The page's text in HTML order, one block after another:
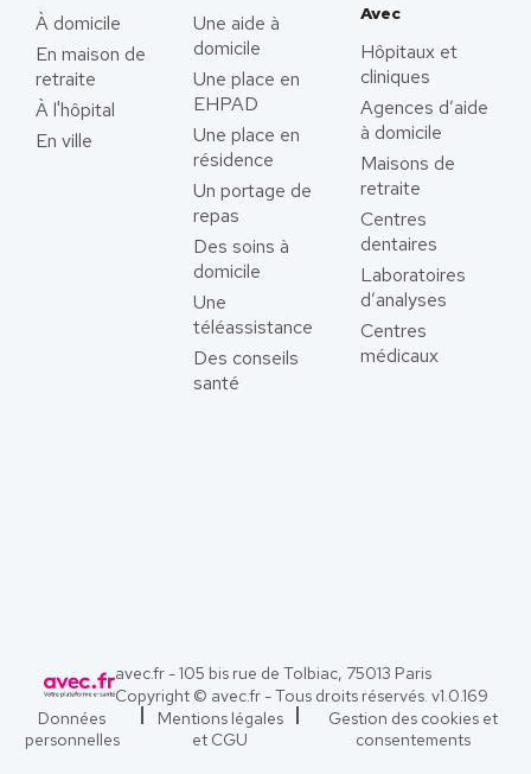
À domicile
En maison de
retraite
À l'hôpital
En ville
Une aide à
domicile
Une place en
EHPAD
Une place en
résidence
Un portage de
repas
Des soins à
domicile
Une
téléassistance
Des conseils
santé
Avec
Hôpitaux et
cliniques
Agences d’aide
à domicile
Maisons de
retraite
Centres
dentaires
Laboratoires
d’analyses
Centres
médicaux
avec.fr - 105 bis rue de Tolbiac, 75013 Paris
Copyright © avec.fr - Tous droits réservés. v1.0.169
Données
personnelles
Mentions légales
et CGU
Gestion des cookies et
consentements